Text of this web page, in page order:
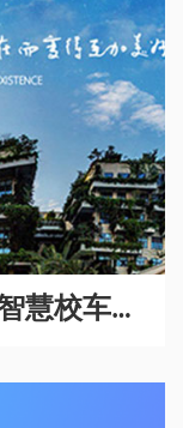
慧校车管